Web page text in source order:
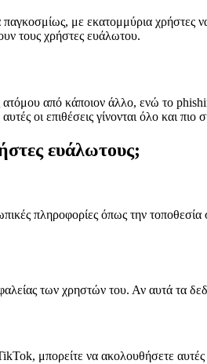
με εκατομμύρια
τους χρήστες ευάλωτου.
από κάποιον άλλο, ενώ το
οι επιθέσεις γίνονται όλο και πιο
ευάλωτους;
πληροφορίες όπως την
των χρηστών του. Αν αυτά τα
μπορείτε να ακολουθήσετε αυτές